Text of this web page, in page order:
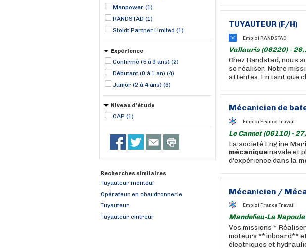
Manpower (1)
RANDSTAD (1)
Stoldt Partner Limited (1)
Expérience
Confirmé (5 à 9 ans) (2)
Débutant (0 à 1 an) (4)
Junior (2 à 4 ans) (6)
Niveau d'étude
CAP (1)
Recherches similaires
Tuyauteur monteur
Opérateur en chaudronnerie
Tuyauteur
Tuyauteur cintreur
TUYAUTEUR (F/H)
Emploi RANDSTAD
Vallauris (06220) -
Chez Randstad, nous
se réaliser. Notre
attentes. En tant que
Mécanicien de
Emploi France Travail
Le Cannet (06110) -
La société Engine
mécaniquenavale et
d'expérience dans la
Mécanicien /
Emploi France Travail
Mandelieu-La
Vos missions *
moteurs **inboard**
électriques et